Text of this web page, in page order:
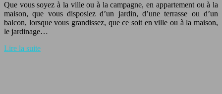
Que vous soyez à la ville ou à la campagne, en appartement ou à la
maison, que vous disposiez d’un jardin, d’une terrasse ou d’un
balcon, lorsque vous grandissez, que ce soit en ville ou à la maison,
le jardinage…
Lire la suite